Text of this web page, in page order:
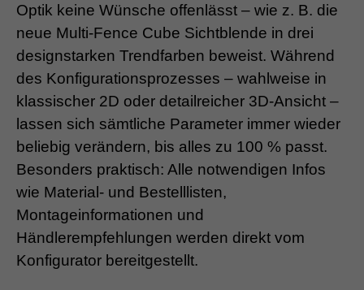
Optik keine Wünsche offenlässt – wie z. B. die
neue Multi-Fence Cube Sichtblende in drei
designstarken Trendfarben beweist. Während
des Konfigurationsprozesses – wahlweise in
klassischer 2D oder detailreicher 3D-Ansicht –
lassen sich sämtliche Parameter immer wieder
beliebig verändern, bis alles zu 100 % passt.
Besonders praktisch: Alle notwendigen Infos
wie Material- und Bestelllisten,
Montageinformationen und
Händlerempfehlungen werden direkt vom
Konfigurator bereitgestellt.